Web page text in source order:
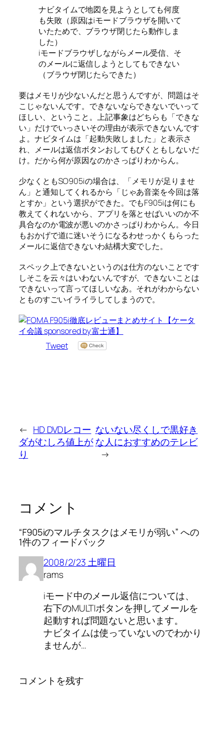
ナビタイムで地図を見ようとしても何度
も失敗（原因はiモードブラウザを開いて
いたためで、ブラウザ閉じたら動作しま
した）
iモードブラウザしながらメール受信、そ
のメールに返信しようとしてもできない
（ブラウザ閉じたらできた）
要はメモリが少ないんだと思うんですが、問題はそ
こじゃないんです。できないならできないでいって
ほしい、ということ。上記事象はどちらも「できな
い」だけでいっさいその理由が表示できないんです
よ。ナビタイムは「起動失敗しました」と表示さ
れ、メールは返信ボタンおしてもびくともしないだ
け。だから何が原因なのかさっぱりわからん。
少なくともSO905iの場合は、「メモリが足りませ
ん」と通知してくれるから「じゃあ音楽を今回は落
とすか」という選択ができた。でもF905iは何にも
教えてくれないから、アプリを落とせばいいのか不
具合なのか電波が悪いのかさっぱりわからん。今日
もおかげで道に迷いそうになるわせっかくもらった
メールに返信できないわ結構大変でした。
スペック上できないというのは仕方のないことです
しそこを云々はいわないんですが、できないことは
できないって言ってほしいなあ。それがわからない
とものすごいイライラしてしまうので。
Tweet
← HD DVDレコー
ダがむしろ値上が
り
ないない尽くしで黒好き
な人におすすめのテレビ
→
コメント
“F905iのマルチタスクはメモリが弱い” への
1件のフィードバック
2008/2/23 土曜日
rams
iモード中のメール返信については、
右下のMULTIボタンを押してメールを
起動すれば問題ないと思います。
ナビタイムは使っていないのでわかり
ませんが…
コメントを残す